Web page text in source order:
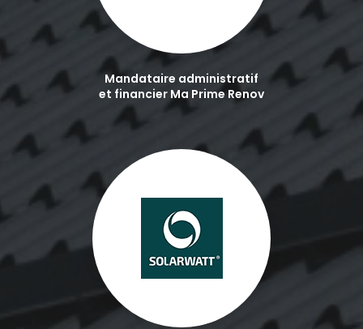
Mandataire administratif
et financier Ma Prime Renov